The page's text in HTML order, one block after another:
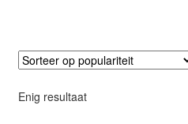
Enig resultaat